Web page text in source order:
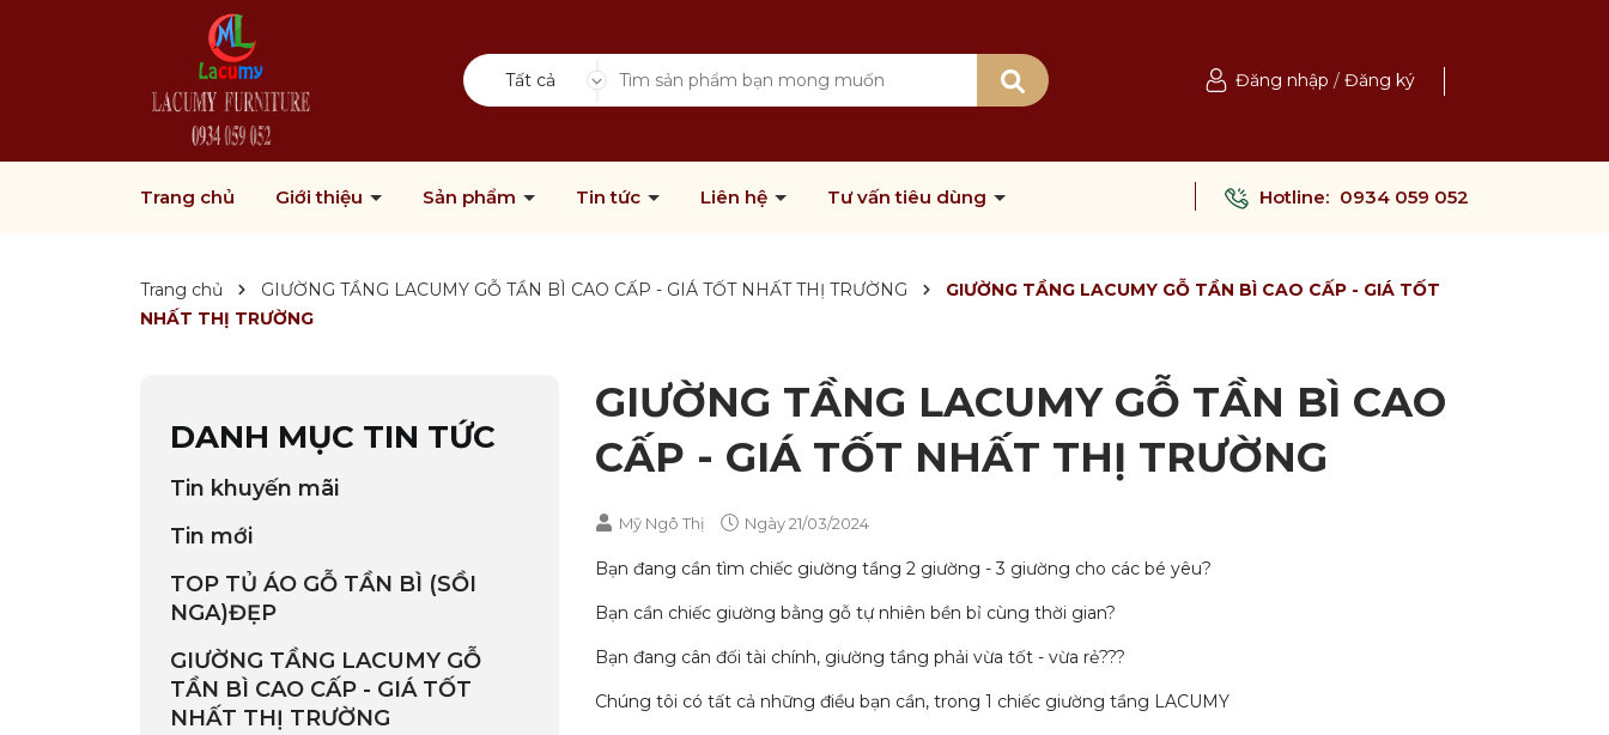
Tất cả Đăng nhập / Đăng ký
Trang chủ Giới thiệu Sản phẩm Tin tức Liên hệ Tư vấn tiêu dùng Hotline: 0934 059 052
Trang chủ GIƯỜNG TẦNG LACUMY GỖ TẦN BÌ CAO CẤP - GIÁ TỐT NHẤT THỊ TRƯỜNG
GIƯỜNG TẦNG LACUMY GỖ TẦN BÌ CAO CẤP - GIÁ TỐT
NHẤT THỊ TRƯỜNG
GIƯỜNG TẦNG LACUMY GỖ TẦN BÌ CAO
CẤP - GIÁ TỐT NHẤT THỊ TRƯỜNG
Mỹ Ngô Thị Ngày21/03/2024
Bạn đang cần tìm chiếc giường tầng 2 giường - 3 giường cho các bé yêu?
Bạn cần chiếc giường bằng gỗ tự nhiên bền bỉ cùng thời gian?
Bạn đang cân đối tài chính, giường tầng phải vừa tốt - vừa rẻ???
Chúng tôi có tất cả những điều bạn cần, trong 1 chiếc giường tầng LACUMY
DANH MỤC TIN TỨC
Tin khuyến mãi
Tin mới
TOP TỦ ÁO GỖ TẦN BÌ (SỒI
NGA)ĐẸP
GIƯỜNG TẦNG LACUMY GỖ
TẦN BÌ CAO CẤP - GIÁ TỐT
NHẤT THỊ TRƯỜNG